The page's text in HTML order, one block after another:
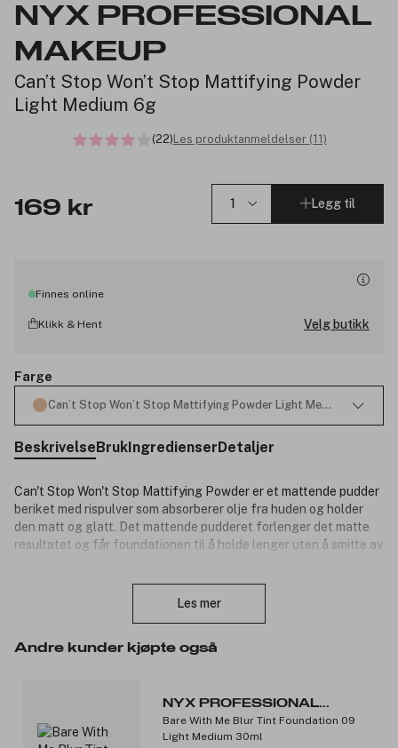
NYX PROFESSIONAL
MAKEUP
Can’t Stop Won’t Stop Mattifying Powder
Light Medium 6g
(22)Les produktanmeldelser (11)
169 kr Legg til
Finnes online
Klikk & Hent Velg butikk
Farge
Can’t Stop Won’t Stop Mattifying Powder Light Medium 6g
BeskrivelseBrukIngredienserDetaljer
Can't Stop Won't Stop Mattifying Powder er et mattende pudder
beriket med rispulver som absorberer olje fra huden og holder
den matt og glatt. Det mattende pudderet forlenger det matte
resultatet og får foundationen til å holde lenger uten å smitte av
friske opp i løpet av dagen. Det lette pudderet har en diskré
Produktnummer: 3224204
Les mer
Andre kunder kjøpte også
NYX PROFESSIONAL
MAKEUP
Bare With Me Blur Tint Foundation 09
Light Medium 30ml